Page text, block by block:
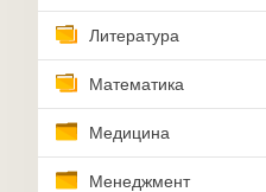
Литература
Математика
Медицина
Менеджмент